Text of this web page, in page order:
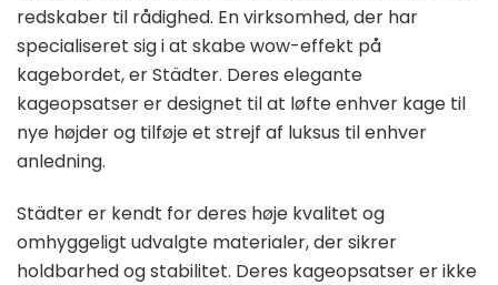
redskaber til rådighed. En virksomhed, der har
specialiseret sig i at skabe wow-effekt på
kagebordet, er Städter. Deres elegante
kageopsatser er designet til at løfte enhver kage til
nye højder og tilføje et strejf af luksus til enhver
anledning.
Städter er kendt for deres høje kvalitet og
omhyggeligt udvalgte materialer, der sikrer
holdbarhed og stabilitet. Deres kageopsatser er ikke